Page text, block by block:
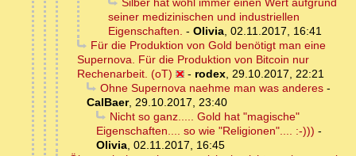
Silber hat wohl immer einen Wert aufgrund
seiner medizinischen und industriellen
Eigenschaften. - Olivia, 02.11.2017, 16:41
Für die Produktion von Gold benötigt man eine
Supernova. Für die Produktion von Bitcoin nur
Rechenarbeit. (oT)
- rodex, 29.10.2017, 22:21
Ohne Supernova naehme man was anderes-
CalBaer, 29.10.2017, 23:40
Nicht so ganz..... Gold hat "magische"
Eigenschaften.... so wie "Religionen".... :-))) -
Olivia, 02.11.2017, 16:45